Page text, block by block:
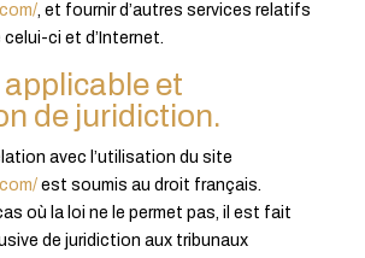
, et fournir d’autres services relatifs
celui-ci et d’Internet.
et
de juridiction.
avec l’utilisation du site
est soumis au droit français.
où la loi ne le permet pas, il est fait
de juridiction aux tribunaux